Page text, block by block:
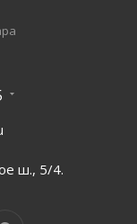
ш., 5/4.